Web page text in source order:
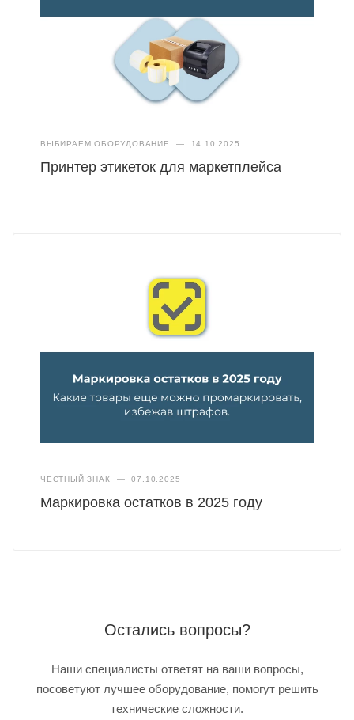
ВЫБИРАЕМ ОБОРУДОВАНИЕ — 14.10.2025
Принтер этикеток для маркетплейса
ЧЕСТНЫЙ ЗНАК — 07.10.2025
Маркировка остатков в 2025 году
Остались вопросы?
Наши специалисты ответят на ваши вопросы,
посоветуют лучшее оборудование, помогут решить
технические сложности.